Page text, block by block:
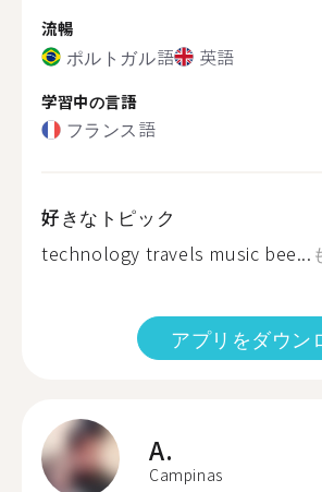
流暢
ポルトガル語 英語
学習中の言語
フランス語
好きなトピック
technology travels music bee...
アプリをダウン
A.
Campinas